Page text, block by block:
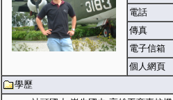
電話
傳真
電子信箱
個人網頁
學歷